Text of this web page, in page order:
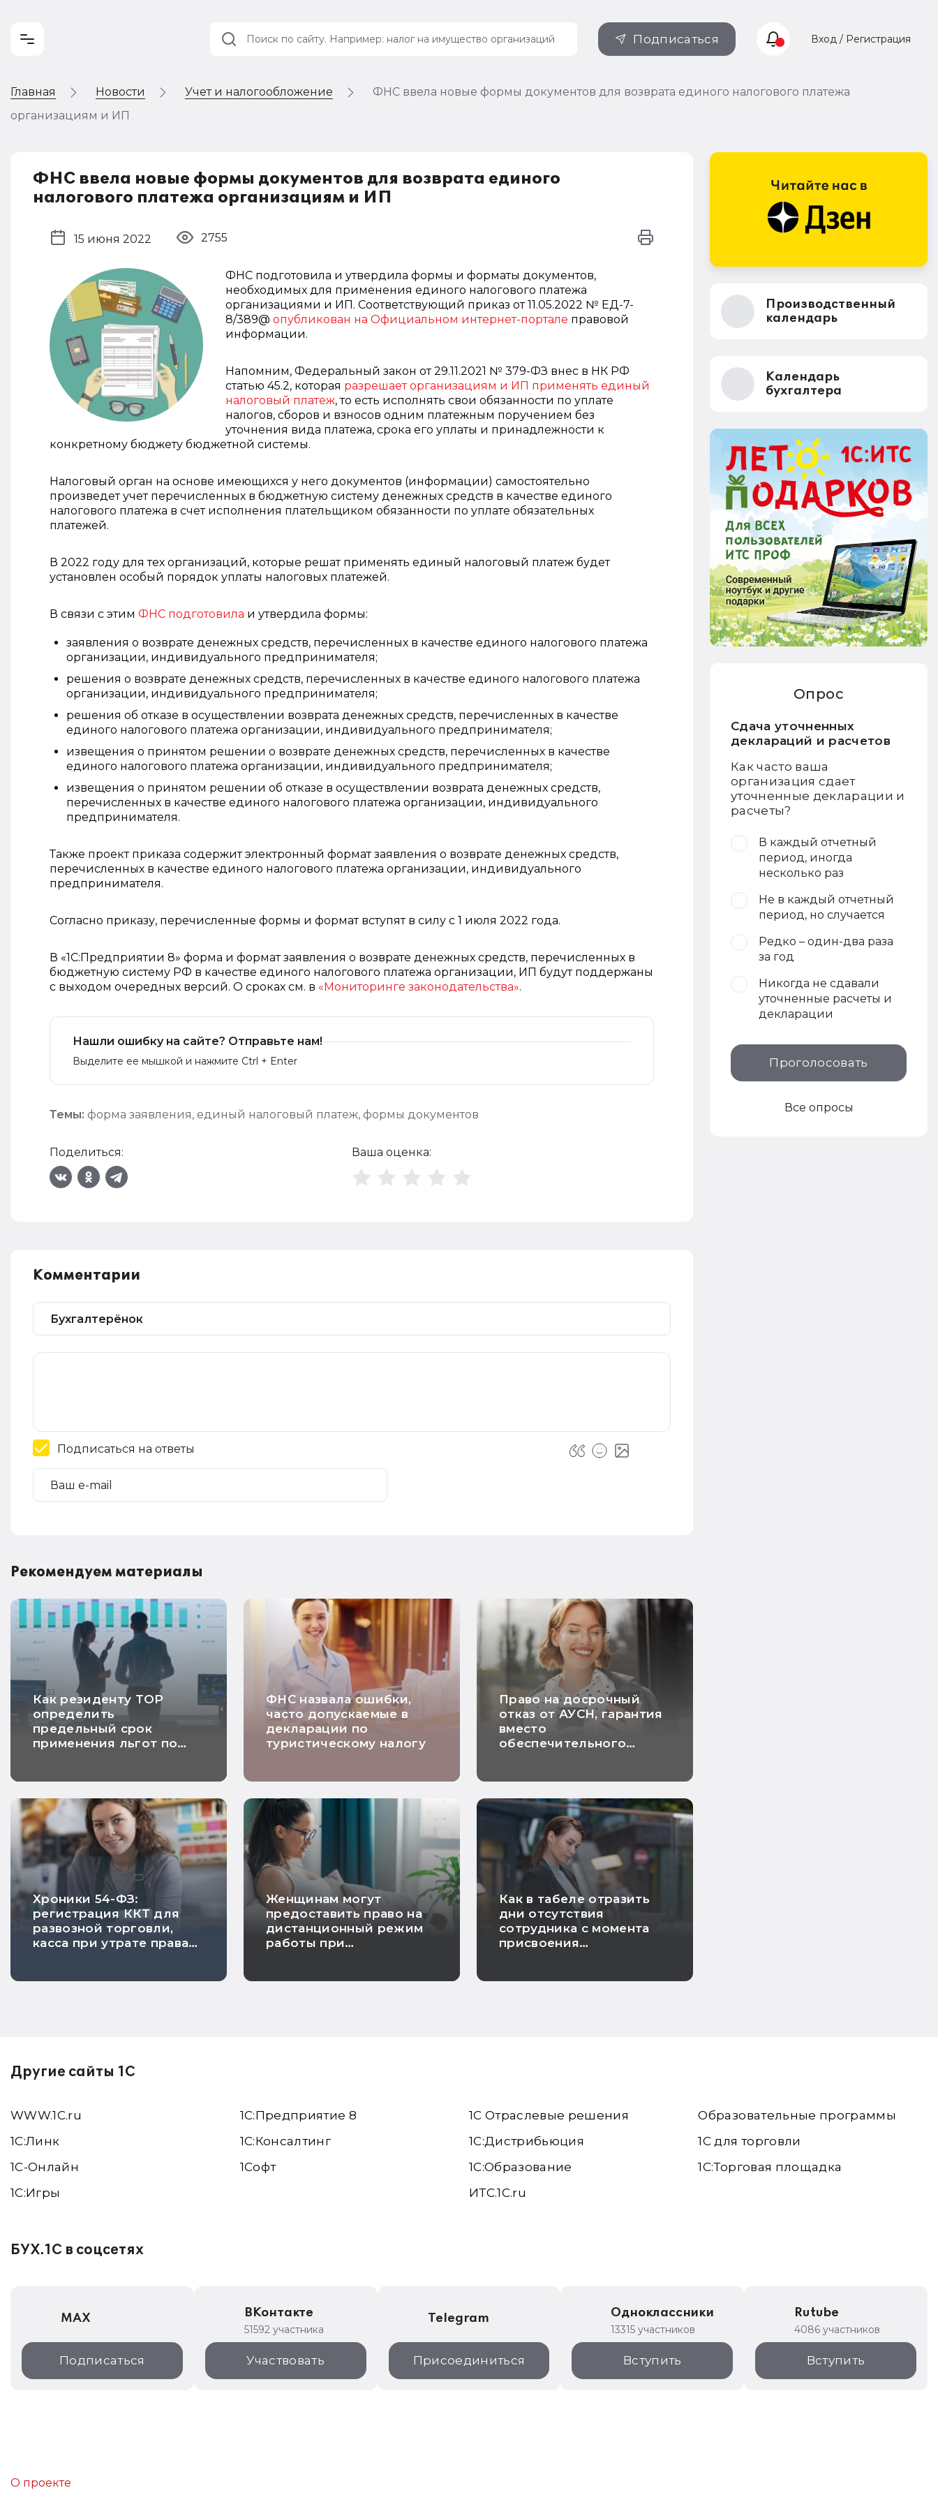
Подписаться Вход / Регистрация
Главная Новости Учет и налогообложение
ФНС ввела новые формы документов для возврата единого налогового платежа
организациям и ИП
ФНС ввела новые формы документов для возврата единого
налогового платежа организациям и ИП
15 июня 2022 2755
ФНС подготовила и утвердила формы и форматы документов,
необходимых для применения единого налогового платежа
организациями и ИП. Соответствующий приказ от 11.05.2022 № ЕД-7-
8/389@ опубликован на Официальном интернет-портале правовой
информации.
Напомним, Федеральный закон от 29.11.2021 № 379-ФЗ внес в НК РФ
статью 45.2, которая разрешает организациям и ИП применять единый
налоговый платеж, то есть исполнять свои обязанности по уплате
налогов, сборов и взносов одним платежным поручением без
уточнения вида платежа, срока его уплаты и принадлежности к
конкретному бюджету бюджетной системы.
Налоговый орган на основе имеющихся у него документов (информации) самостоятельно
произведет учет перечисленных в бюджетную систему денежных средств в качестве единого
налогового платежа в счет исполнения плательщиком обязанности по уплате обязательных
платежей.
В 2022 году для тех организаций, которые решат применять единый налоговый платеж будет
установлен особый порядок уплаты налоговых платежей.
В связи с этим ФНС подготовила и утвердила формы:
заявления о возврате денежных средств, перечисленных в качестве единого налогового платежа
организации, индивидуального предпринимателя;
решения о возврате денежных средств, перечисленных в качестве единого налогового платежа
организации, индивидуального предпринимателя;
решения об отказе в осуществлении возврата денежных средств, перечисленных в качестве
единого налогового платежа организации, индивидуального предпринимателя;
извещения о принятом решении о возврате денежных средств, перечисленных в качестве
единого налогового платежа организации, индивидуального предпринимателя;
извещения о принятом решении об отказе в осуществлении возврата денежных средств,
перечисленных в качестве единого налогового платежа организации, индивидуального
предпринимателя.
Также проект приказа содержит электронный формат заявления о возврате денежных средств,
перечисленных в качестве единого налогового платежа организации, индивидуального
предпринимателя.
Согласно приказу, перечисленные формы и формат вступят в силу с 1 июля 2022 года.
В «1С:Предприятии 8» форма и формат заявления о возврате денежных средств, перечисленных в
бюджетную систему РФ в качестве единого налогового платежа организации, ИП будут поддержаны
с выходом очередных версий. О сроках см. в «Мониторинге законодательства».
Нашли ошибку на сайте? Отправьте нам!
Выделите ее мышкой и нажмите Ctrl + Enter
Темы: форма заявления, единый налоговый платеж, формы документов
Поделиться: Ваша оценка:
Комментарии
Подписаться на ответы
Рекомендуем материалы
Как резиденту ТОР
определить
предельный срок
применения льгот по
ФНС назвала ошибки,
часто допускаемые в
декларации по
туристическому налогу
Право на досрочный
отказ от АУСН, гарантия
вместо
обеспечительного
хорошие новости
недели
Хроники 54-ФЗ:
регистрация ККТ для
развозной торговли,
касса при утрате права
Женщинам могут
предоставить право на
дистанционный режим
работы при
Как в табеле отразить
дни отсутствия
сотрудника с момента
присвоения
Производственный
календарь
Календарь
бухгалтера
Опрос
Сдача уточненных
деклараций и расчетов
Как часто ваша
организация сдает
уточненные декларации и
расчеты?
В каждый отчетный
период, иногда
несколько раз
Не в каждый отчетный
период, но случается
Редко – один-два раза
за год
Никогда не сдавали
уточненные расчеты и
декларации
Проголосовать
Все опросы
Другие сайты 1С
WWW.1С.ru
1С:Линк
1С-Онлайн
1C:Игры
1С:Предприятие 8
1С:Консалтинг
1Софт
1С Отраслевые решения
1С:Дистрибьюция
1С:Образование
ИТС.1C.ru
Образовательные программы
1С для торговли
1С:Торговая площадка
БУХ.1С в соцсетях
MAX
Подписаться
ВКонтакте
51592 участника
Участвовать
Telegram
Присоединиться
Одноклассники
13315 участников
Вступить
Rutube
4086 участников
Вступить
О проекте
Учет и
налогообложение